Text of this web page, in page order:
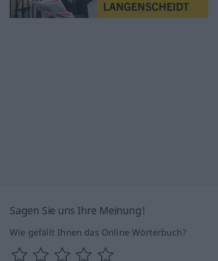
Sagen Sie uns Ihre Meinung!
Wie gefällt Ihnen das Online Wörterbuch?